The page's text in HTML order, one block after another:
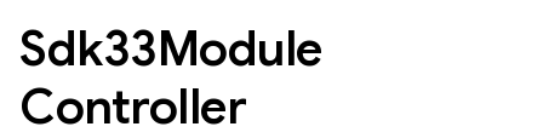
Sdk33Module
Controller